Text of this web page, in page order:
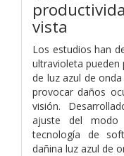
vista
Los estudios han
ultravioleta pueden
de luz azul de
provocar daños
visión.
ajuste del modo
tecnología de
dañina luz azul de